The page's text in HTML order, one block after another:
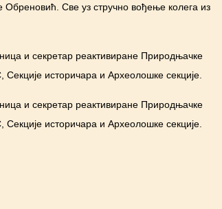
Све уз стручно вођење колега из
и секретар реактивиране Природњачке
историчара и Археолошке секције.
и секретар реактивиране Природњачке
историчара и Археолошке секције.